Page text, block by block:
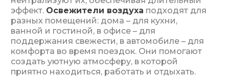
эффект. Освежители воздуха подходят для
разных помещений: дома – для кухни,
ванной и гостиной, в офисе – для
поддержания свежести, в автомобиле – для
комфорта во время поездок. Они помогают
создать уютную атмосферу, в которой
приятно находиться, работать и отдыхать.